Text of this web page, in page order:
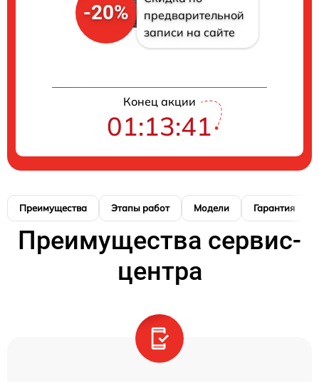
-20%
предварительной
записи на сайте
Конец акции
01:13:41
Преимущества Этапы работ Модели Гарантия
Преимущества сервис-
центра